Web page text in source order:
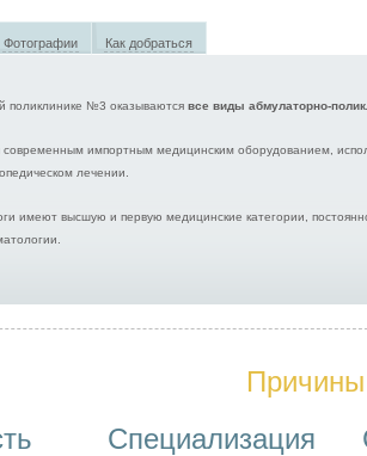
Фотографии Как добраться
поликлинике №3 оказываются все виды абмулаторно-
используются новые стоматологические технологии и материалы при эндодонтическом, эстетическом,
и ортопедическом лечении.
категории, постоянно повышают свой профессиональный уровень, участвуя в семинарах, симпозиумах, научных
Специализация